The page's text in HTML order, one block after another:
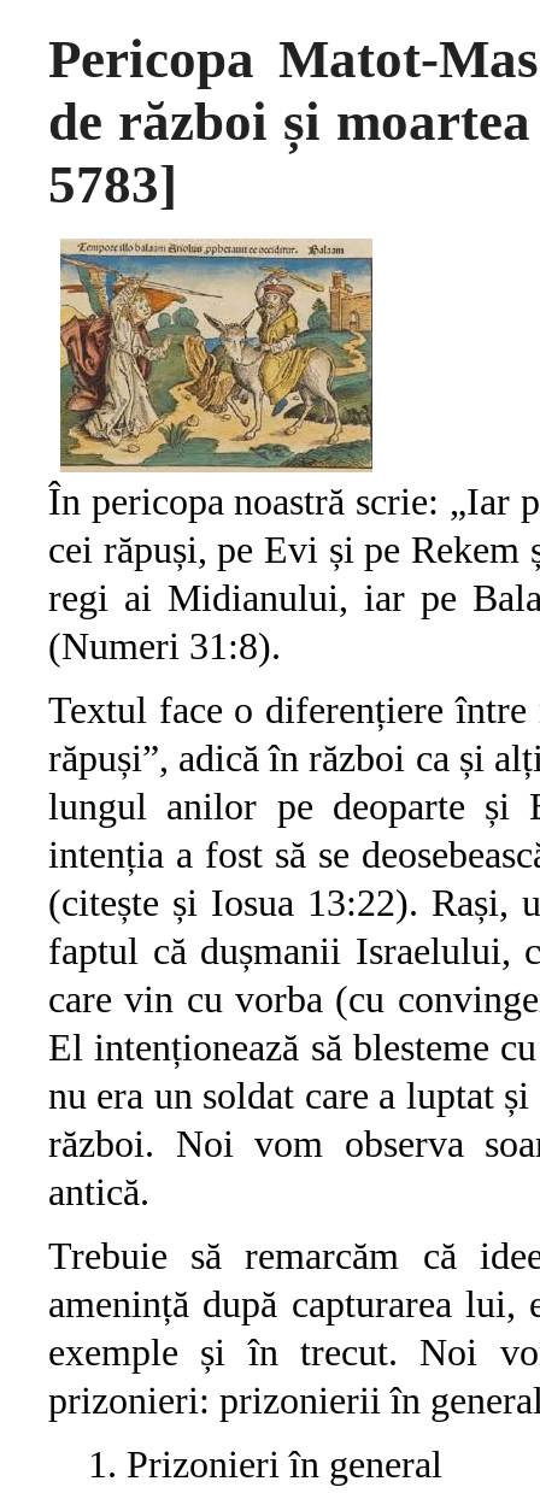
Pericopa Matot-
de război și
5783]
În pericopa noastră scrie:
cei răpuși, pe Evi și pe
regi ai Midianului, iar pe
(Numeri 31:8).
Textul face o diferențiere
răpuși”, adică în război ca și
lungul anilor pe deoparte și
intenția a fost să se
(citește și Iosua 13:22). Rași,
faptul că dușmanii Israelului,
care vin cu vorba (cu
El intenționează să blesteme
nu era un soldat care a luptat
război. Noi vom observa
antică.
Trebuie să remarcăm că
amenință după capturarea lui,
exemple și în trecut. Noi
prizonieri: prizonierii în
Prizonieri în general